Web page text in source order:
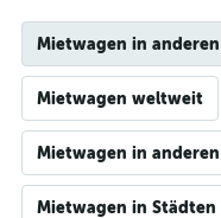
Mietwagen in
Mietwagen weltweit
Mietwagen in
Mietwagen in Städten